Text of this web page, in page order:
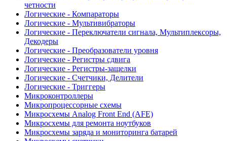
четности
Логические - Компараторы
Логические - Мультивибраторы
Логические - Переключатели сигнала, Мультиплексоры,
Декодеры
Логические - Преобразователи уровня
Логические - Регистры сдвига
Логические - Регистры-защелки
Логические - Счетчики, Делители
Логические - Триггеры
Микроконтроллеры
Микропроцессорные схемы
Микросхемы Analog Front End (AFE)
Микросхемы для ремонта ноутбуков
Микросхемы заряда и мониторинга батарей